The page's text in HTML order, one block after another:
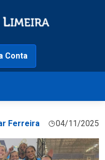
Conta
Ferreira 04/11/2025